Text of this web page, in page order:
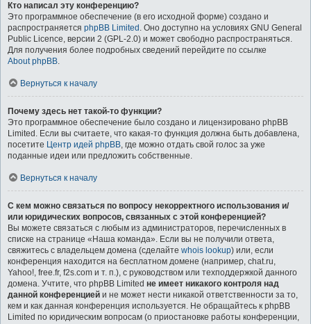
Кто написал эту конференцию?
Это программное обеспечение (в его исходной форме) создано и
распространяется phpBB Limited . Оно доступно на условиях GNU General
Public Licence, версии 2 (GPL-2.0) и может свободно распространяться.
Для получения более подробных сведений перейдите по ссылке
About phpBB.
Вернуться к началу
Почему здесь нет такой-то функции?
Это программное обеспечение было создано и лицензировано phpBB
Limited. Если вы считаете, что какая-то функция должна быть добавлена,
посетите Центр идей phpBB, где можно отдать свой голос за уже
поданные идеи или предложить собственные.
Вернуться к началу
С кем можно связаться по вопросу некорректного использования и/
или юридических вопросов, связанных с этой конференцией?
Вы можете связаться с любым из администраторов, перечисленных в
списке на странице «Наша команда». Если вы не получили ответа,
свяжитесь с владельцем домена (сделайте whois lookup) или, если
конференция находится на бесплатном домене (например, chat.ru,
Yahoo!, free.fr, f2s.com и т. п.), с руководством или техподдержкой данного
домена. Учтите, что phpBB Limited не имеет никакого контроля над
данной конференцией и не может нести никакой ответственности за то,
кем и как данная конференция используется. Не обращайтесь к phpBB
Limited по юридическим вопросам (о приостановке работы конференции,